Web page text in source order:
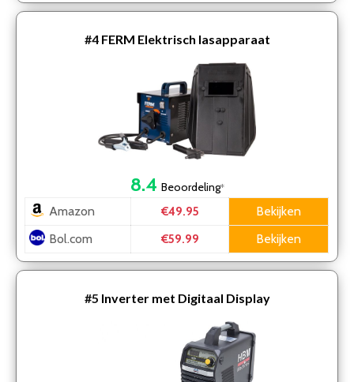
#4 FERM Elektrisch lasapparaat
8.4 Beoordeling*
Amazon €49.95
Bekijken
Bol.com
€59.99 Bekijken
#5 Inverter met Digitaal Display